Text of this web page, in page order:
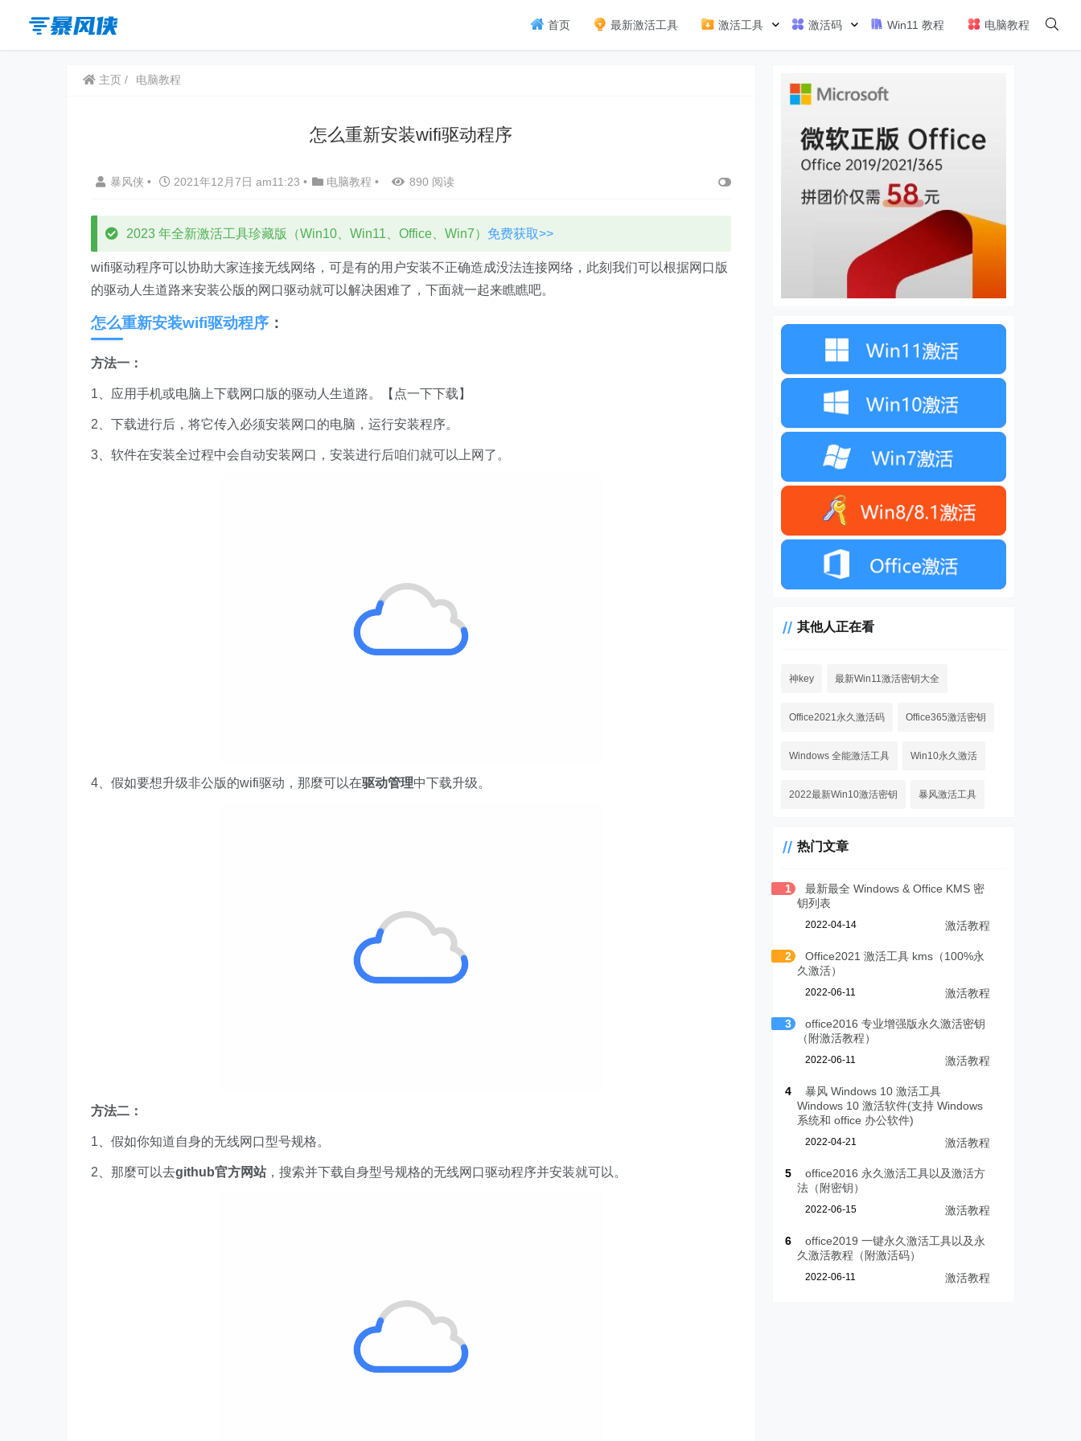
首页 最新激活工具 激活工具 激活码 Win11 教程 电脑教程
主页 电脑教程
怎么重新安装wifi驱动程序
暴风侠 • 2021年12月7日 am11:23 • 电脑教程 • 890 阅读
2023 年全新激活工具珍藏版（Win10、Win11、Office、Win7） 免费获取>>
wifi驱动程序可以协助大家连接无线网络，可是有的用户安装不正确造成没法连接网络，此刻我们可以根据网口版
的驱动人生道路来安装公版的网口驱动就可以解决困难了，下面就一起来瞧瞧吧。
怎么重新安装wifi驱动程序 ：
方法一：
1、应用手机或电脑上下载网口版的驱动人生道路。【点一下下载】
2、下载进行后，将它传入必须安装网口的电脑，运行安装程序。
3、软件在安装全过程中会自动安装网口，安装进行后咱们就可以上网了。
4、假如要想升级非公版的wifi驱动，那麼可以在驱动管理中下载升级。
方法二：
1、假如你知道自身的无线网口型号规格。
2、那麼可以去github官方网站，搜索并下载自身型号规格的无线网口驱动程序并安装就可以。
其他人正在看
神key 最新Win11激活密钥大全
Office2021永久激活码 Office365激活密钥
Windows 全能激活工具 Win10永久激活
2022最新Win10激活密钥 暴风激活工具
热门文章
1
最新最全 Windows & Office KMS 密
钥列表
2022-04-14 激活教程
2
Office2021 激活工具 kms（100%永
久激活）
2022-06-11 激活教程
3
office2016 专业增强版永久激活密钥
（附激活教程）
2022-06-11 激活教程
4
暴风 Windows 10 激活工具
Windows 10 激活软件(支持 Windows
系统和 office 办公软件)
2022-04-21 激活教程
5
office2016 永久激活工具以及激活方
法（附密钥）
2022-06-15 激活教程
6
office2019 一键永久激活工具以及永
久激活教程（附激活码）
2022-06-11 激活教程